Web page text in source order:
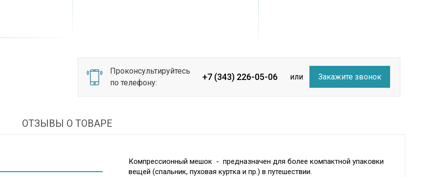
Проконсультируйтесь
по телефону:
+7 (343) 226-05-06 или Закажите звонок
ОТЗЫВЫ О ТОВАРЕ
Компрессионный мешок - предназначен для более компактной упаковки
вещей (спальник, пуховая куртка и пр.) в путешествии.